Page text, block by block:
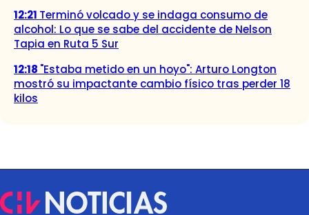
12:21 Terminó volcado y se indaga consumo de
alcohol: Lo que se sabe del accidente de Nelson
Tapia en Ruta 5 Sur
12:18 "Estaba metido en un hoyo": Arturo Longton
mostró su impactante cambio físico tras perder 18
kilos